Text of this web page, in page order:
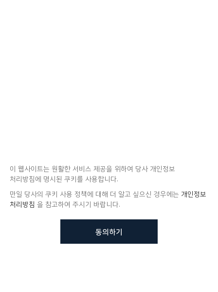
이 웹사이트는 원활한 서비스 제공을 위하여 당사 개인정보
처리방침에 명시된 쿠키를 사용합니다.
만일 당사의 쿠키 사용 정책에 대해 더 알고 싶으신 경우에는 개인정보
처리방침 을 참고하여 주시기 바랍니다.
동의하기